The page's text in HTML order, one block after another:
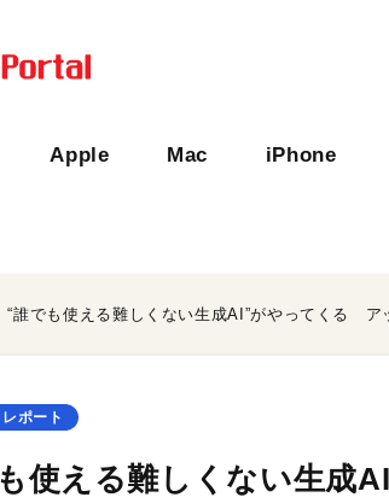
Apple Mac iPhone
レポート
使える難しくない生